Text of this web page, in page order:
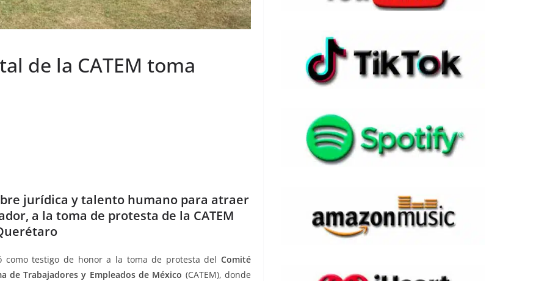
de la CATEM toma
jurídica y talento humano para atraer
a la toma de protesta de la CATEM
como testigo de honor a la toma de protesta del Comité
de Trabajadores y Empleados de México (CATEM), donde